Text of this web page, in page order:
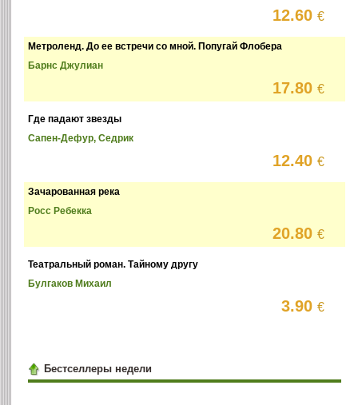
12.60€
Метроленд. До ее встречи со мной. Попугай Флобера
Барнс Джулиан
17.80€
Где падают звезды
Сапен-Дефур, Седрик
12.40€
Зачарованная река
Росс Ребекка
20.80€
Театральный роман. Тайному другу
Булгаков Михаил
3.90€
Бестселлеры недели